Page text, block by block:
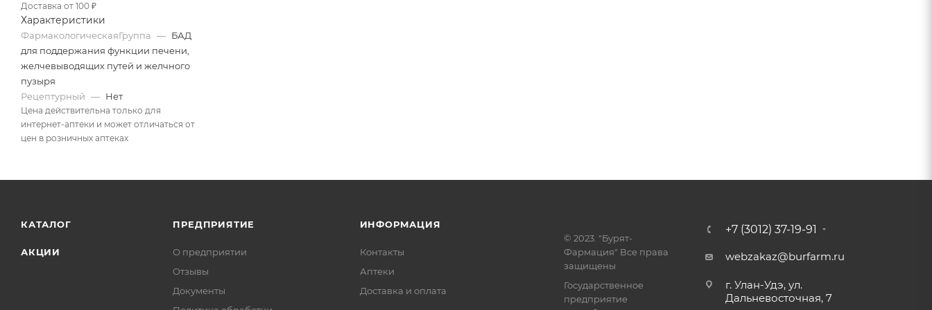
Доставка от 100 ₽
Характеристики
ФармакологическаяГруппа — БАД
для поддержания функции печени,
желчевыводящих путей и желчного
пузыря
Рецептурный — Нет
Цена действительна только для
интернет-аптеки и может отличаться от
цен в розничных аптеках
КАТАЛОГ
АКЦИИ
ПРЕДПРИЯТИЕ
О предприятии
Отзывы
Документы
ИНФОРМАЦИЯ
Контакты
Аптеки
Доставка и оплата
© 2023. "Бурят-
Фармация" Все права
защищены
Государственное
предприятие
+7 (3012) 37-19-91
webzakaz@burfarm.ru
г. Улан-Удэ, ул.
Дальневосточная, 7